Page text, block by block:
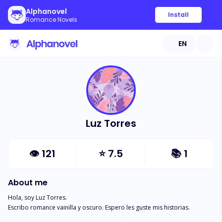
Alphanovel
Romance Novels
Install
EN
Luz Torres
👁 121 ⭐7.5 📚 1
About me
Hola, soy Luz Torres.
Escribo romance vainilla y oscuro. Espero les guste mis historias.